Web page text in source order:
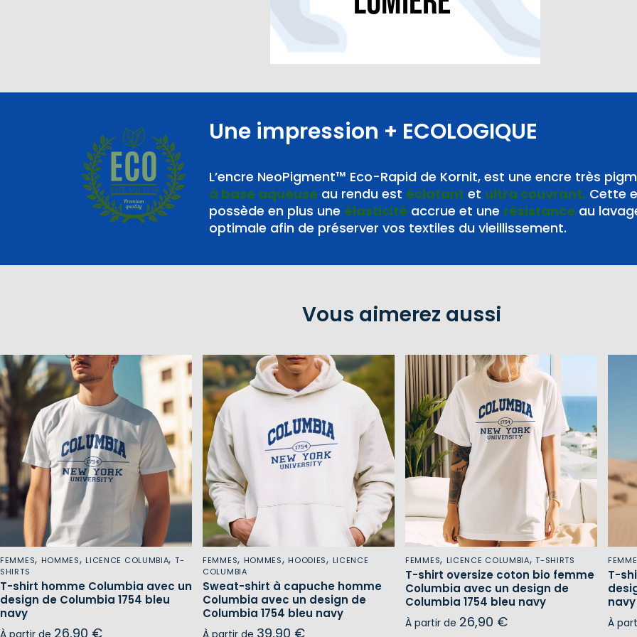
BASE AQUEUSE
Une impression + ECOLOGIQUE
L’encre NeoPigment™ Eco-Rapid de Kornit, est une encre très
à base aqueuse au rendu est éclatant et ultra couvrant. Cette
possède en plus une élasticité accrue et une résistance au
optimale afin de préserver vos textiles du vieillissement.
Vous aimerez aussi
FEMMES, HOMMES, LICENCE COLUMBIA, T-
SHIRTS
T-shirt homme Columbia avec un
design de Columbia 1754 bleu
navy
À partir de 26,90 €
FEMMES, HOMMES, HOODIES, LICENCE
COLUMBIA
Sweat-shirt à capuche homme
Columbia avec un design de
Columbia 1754 bleu navy
À partir de 39,90 €
FEMMES, LICENCE COLUMBIA,T-SHIRTS
T-shirt oversize coton bio femme
Columbia avec un design de
Columbia 1754 bleu navy
À partir de 26,90 €
T-
navy
À